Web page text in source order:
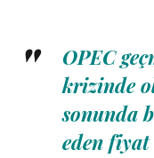
OPEC
krizinde
sonunda
eden